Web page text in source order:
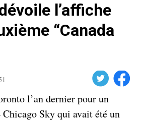
l’affiche
“Canada
Facebook
l’an dernier pour un
Sky qui avait été un